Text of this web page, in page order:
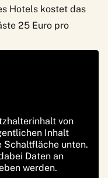
Hotels kostet das
25 Euro pro
von
Inhalt
Schaltfläche unten.
Daten an
werden.